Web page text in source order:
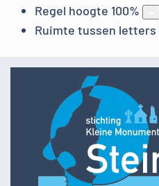
Regel hoogte 100%
Ruimte tussen letters